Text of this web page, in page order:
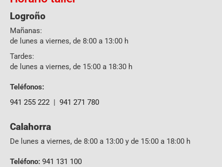
Logroño
Mañanas:
de lunes a viernes, de 8:00 a 13:00 h
Tardes:
de lunes a viernes, de 15:00 a 18:30 h
Teléfonos:
941 255 222 | 941 271 780
Calahorra
De lunes a viernes, de 8:00 a 13:00 y de 15:00 a 18:00 h
Teléfono: 941 131 100